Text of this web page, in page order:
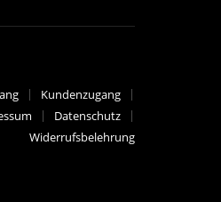
Kundenzugang
Datenschutz
Widerrufsbelehrung